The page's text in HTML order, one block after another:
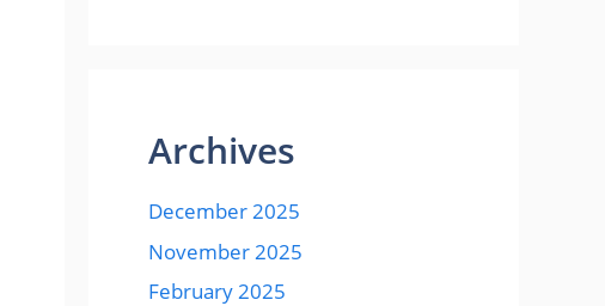
Archives
December 2025
November 2025
February 2025